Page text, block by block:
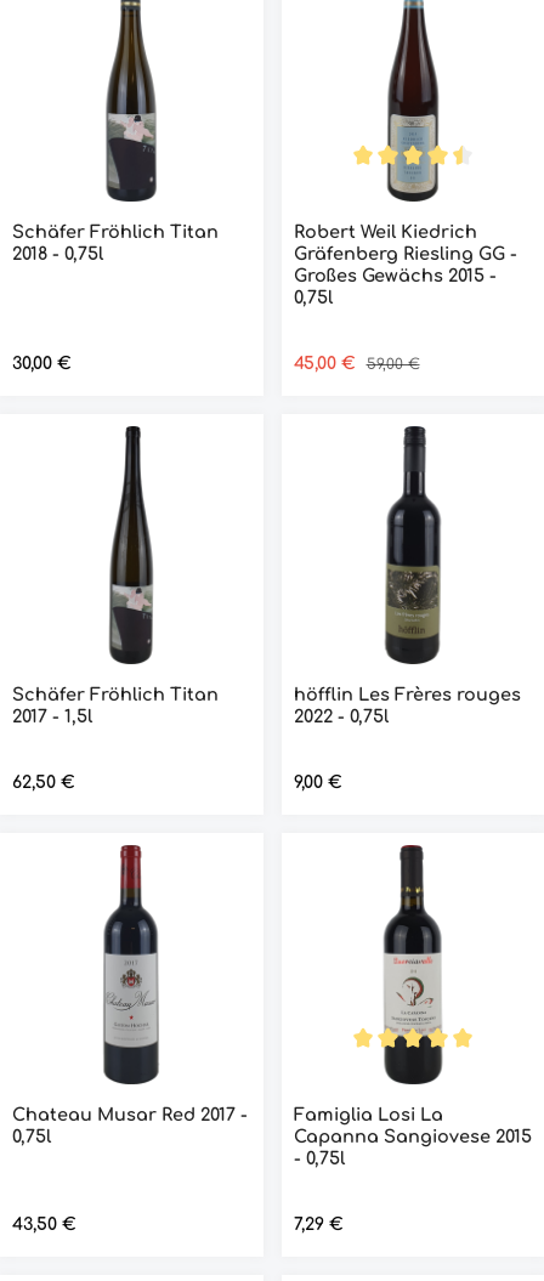
Schäfer Fröhlich Titan
2018 - 0,75l
Regulärer Preis:
30,00 €
Durchschnittliche
Robert Weil Kiedrich
Gräfenberg Riesling GG -
Großes Gewächs 2015 -
0,75l
Verkaufspreis:
45,00 € Regulärer Preis:
59,00 €
Schäfer Fröhlich Titan
2017 - 1,5l
Regulärer Preis:
62,50 €
höfflin Les Frères rouges
2022 - 0,75l
Regulärer Preis:
9,00 €
Chateau Musar Red 2017 -
0,75l
Regulärer Preis:
43,50 €
Durchschnittliche
Famiglia Losi La
Capanna Sangiovese 2015
- 0,75l
Regulärer Preis:
7,29 €